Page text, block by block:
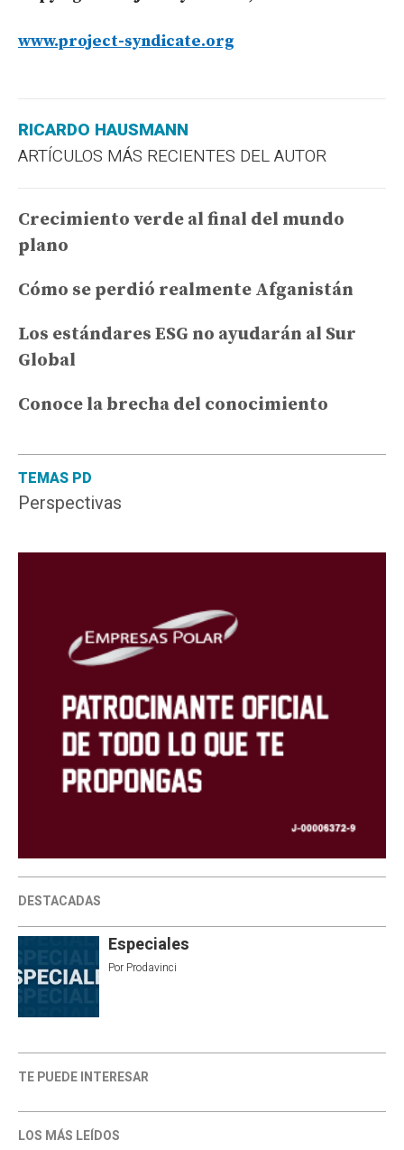
TEMAS PD
Perspectivas
DESTACADAS
Especiales
Por Prodavinci
TE PUEDE INTERESAR
LOS MÁS LEÍDOS
www.project-syndicate.org
RICARDO HAUSMANN
ARTÍCULOS MÁS RECIENTES DEL AUTOR
Crecimiento verde al final del mundo
plano
Cómo se perdió realmente Afganistán
Los estándares ESG no ayudarán al Sur
Global
Conoce la brecha del conocimiento